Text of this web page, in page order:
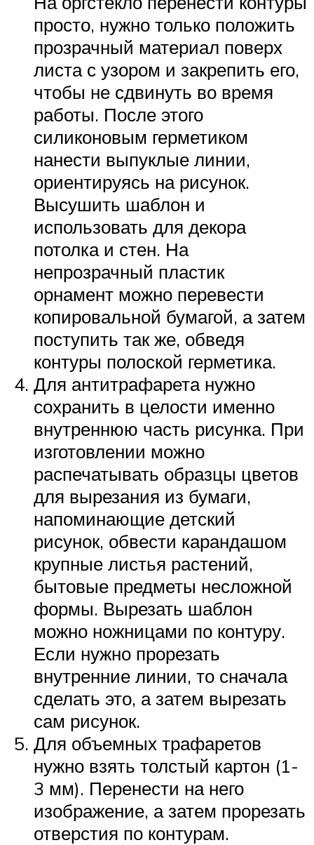
просто, нужно только положить
прозрачный материал поверх
листа с узором и закрепить его,
чтобы не сдвинуть во время
работы. После этого
силиконовым герметиком
нанести выпуклые линии,
ориентируясь на рисунок.
Высушить шаблон и
использовать для декора
потолка и стен. На
непрозрачный пластик
орнамент можно перевести
копировальной бумагой, а затем
поступить так же, обведя
контуры полоской герметика.
Для антитрафарета нужно
сохранить в целости именно
внутреннюю часть рисунка. При
изготовлении можно
распечатывать образцы цветов
для вырезания из бумаги,
напоминающие детский
рисунок, обвести карандашом
крупные листья растений,
бытовые предметы несложной
формы. Вырезать шаблон
можно ножницами по контуру.
Если нужно прорезать
внутренние линии, то сначала
сделать это, а затем вырезать
сам рисунок.
Для объемных трафаретов
нужно взять толстый картон (1-
3 мм). Перенести на него
изображение, а затем прорезать
отверстия по контурам.